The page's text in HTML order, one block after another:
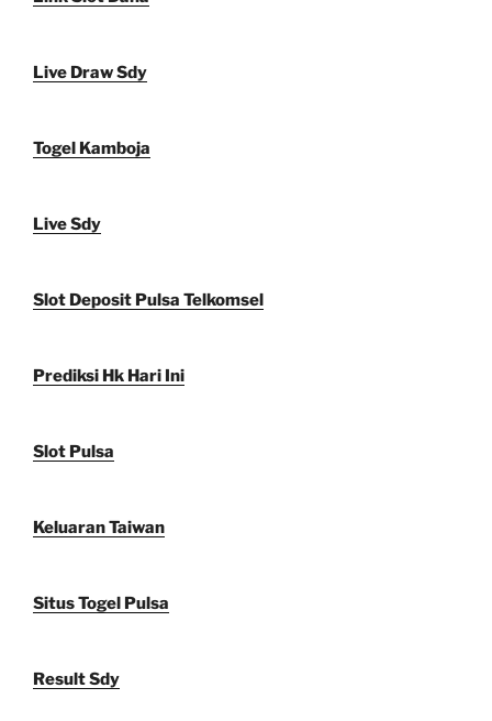
Live Draw Sdy
Togel Kamboja
Live Sdy
Slot Deposit Pulsa Telkomsel
Prediksi Hk Hari Ini
Slot Pulsa
Keluaran Taiwan
Situs Togel Pulsa
Result Sdy